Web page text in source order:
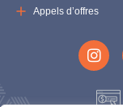
Appels d’offres